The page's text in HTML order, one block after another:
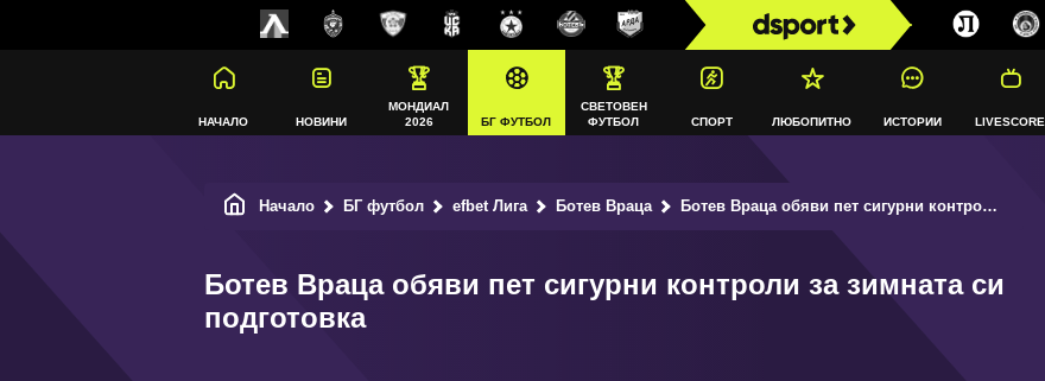
НАЧАЛО НОВИНИ
МОНДИАЛ
2026
БГ ФУТБОЛ
СВЕТОВЕН
ФУТБОЛ
СПОРТ ЛЮБОПИТНО ИСТОРИИ LIVESCORE
Начало БГ футбол efbet Лига Ботев Враца Ботев Враца обяви пет сигурни контроли за зимната си подготовка
Ботев Враца обяви пет сигурни контроли за зимната си
подготовка